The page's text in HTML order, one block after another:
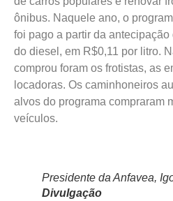
ônibus. Naquele ano, o
foi pago a partir da
do diesel, em R$0,11 por litro.
comprou foram os frotistas, as
locadoras. Os caminhoneiros
alvos do programa compraram
veículos.
Presidente da Anfavea,
Divulgação